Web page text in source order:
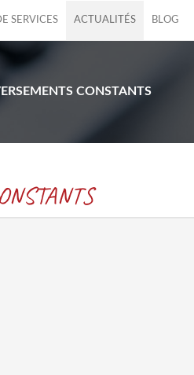
SERVICES ACTUALITÉS BLOG
CONSTANTS